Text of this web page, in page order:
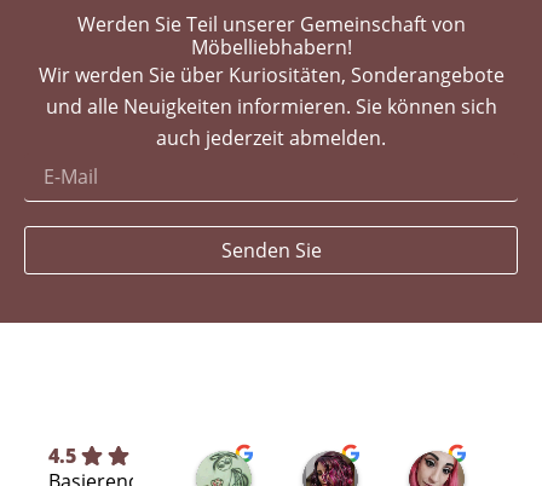
Werden Sie Teil unserer Gemeinschaft von
Möbelliebhabern!
Wir werden Sie über Kuriositäten, Sonderangebote
und alle Neuigkeiten informieren. Sie können sich
auch jederzeit abmelden.
Senden Sie
4.5
Silvia L. selene T. Selene